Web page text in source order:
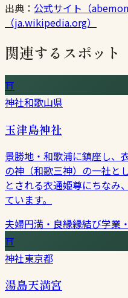
出典： 公式サイト（
（ja.wikipedia.org）
関連するスポット
⛩
神社和歌山県
玉津島神社
景勝地・和歌浦に鎮座し、
の神（和歌三神）の一社と
とされる衣通姫尊にちなみ
ています。
夫婦円満・良縁縁結び学業
⛩
神社東京都
湯島天満宮